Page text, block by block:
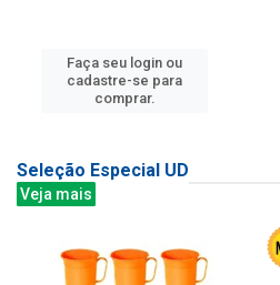
Faça seu login ou
cadastre-se para
comprar.
Seleção Especial UD
Veja mais